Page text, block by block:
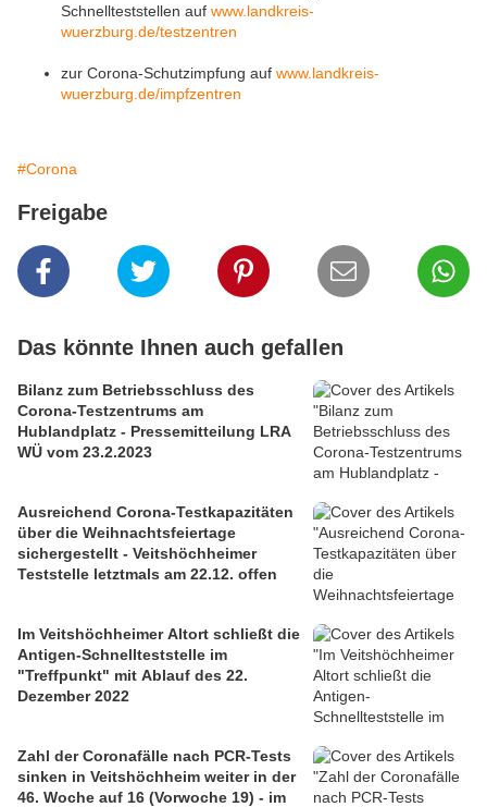
Schnellteststellen auf www.landkreis-
wuerzburg.de/testzentren
zur Corona-Schutzimpfung auf www.landkreis-
wuerzburg.de/impfzentren
#Corona
Freigabe
Das könnte Ihnen auch gefallen
Bilanz zum Betriebsschluss des
Corona-Testzentrums am
Hublandplatz - Pressemitteilung LRA
WÜ vom 23.2.2023
Ausreichend Corona-Testkapazitäten
über die Weihnachtsfeiertage
sichergestellt - Veitshöchheimer
Teststelle letztmals am 22.12. offen
Im Veitshöchheimer Altort schließt die
Antigen-Schnellteststelle im
"Treffpunkt" mit Ablauf des 22.
Dezember 2022
Zahl der Coronafälle nach PCR-Tests
sinken in Veitshöchheim weiter in der
46. Woche auf 16 (Vorwoche 19) - im